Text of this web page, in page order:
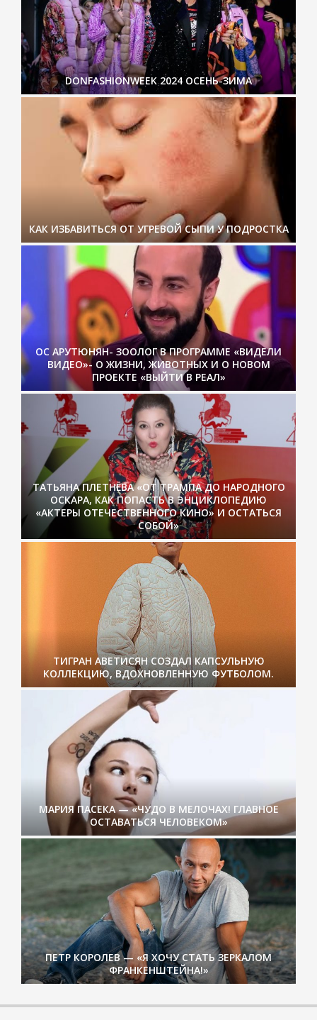
DONFASHIONWEEK 2024 ОСЕНЬ-ЗИМА
КАК ИЗБАВИТЬСЯ ОТ УГРЕВОЙ СЫПИ У ПОДРОСТКА
ОС АРУТЮНЯН- ЗООЛОГ В ПРОГРАММЕ «ВИДЕЛИ
ВИДЕО»- О ЖИЗНИ, ЖИВОТНЫХ И О НОВОМ
ПРОЕКТЕ «ВЫЙТИ В РЕАЛ»
ТАТЬЯНА ПЛЕТНЁВА «ОТ ТРАМПА ДО НАРОДНОГО
ОСКАРА, КАК ПОПАСТЬ В ЭНЦИКЛОПЕДИЮ
«АКТЕРЫ ОТЕЧЕСТВЕННОГО КИНО» И ОСТАТЬСЯ
СОБОЙ»
ТИГРАН АВЕТИСЯН СОЗДАЛ КАПСУЛЬНУЮ
КОЛЛЕКЦИЮ, ВДОХНОВЛЕННУЮ ФУТБОЛОМ.
МАРИЯ ПАСЕКА — «ЧУДО В МЕЛОЧАХ! ГЛАВНОЕ
ОСТАВАТЬСЯ ЧЕЛОВЕКОМ»
ПЕТР КОРОЛЕВ — «Я ХОЧУ СТАТЬ ЗЕРКАЛОМ
ФРАНКЕНШТЕЙНА!»